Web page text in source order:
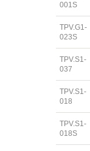
001S
TPV.G1-
023S
TPV.S1-
037
TPV.S1-
018
TPV.S1-
018S